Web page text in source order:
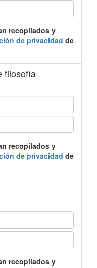
de privacidad de
filosofía
de privacidad de